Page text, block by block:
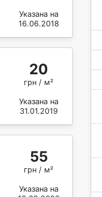
Указана на
16.06.2018
20
грн / м²
Указана на
31.01.2019
55
грн / м²
Указана на